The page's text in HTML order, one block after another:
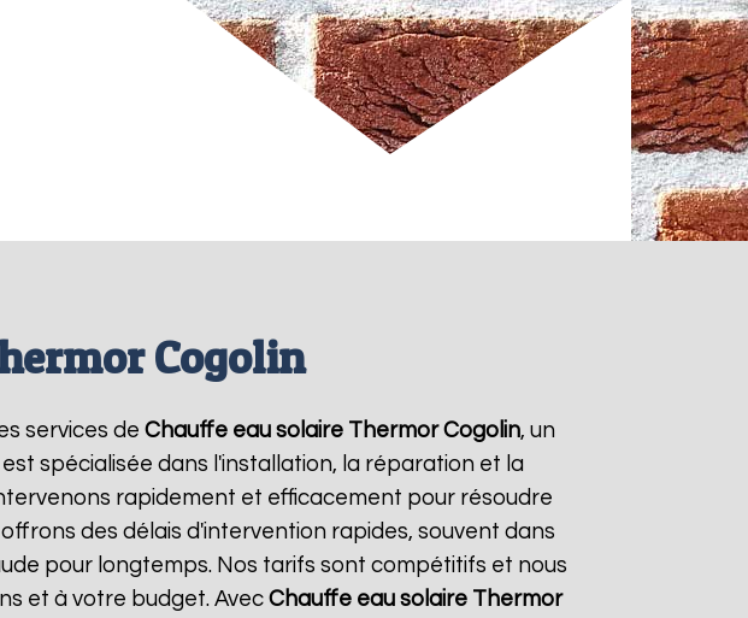
Cogolin
services de Chauffe eau solaire Thermor Cogolin, un
spécialisée dans l'installation, la réparation et la
rapidement et efficacement pour résoudre
offrons des délais d'intervention rapides, souvent dans
pour longtemps. Nos tarifs sont compétitifs et nous
et à votre budget. Avec Chauffe eau solaire Thermor